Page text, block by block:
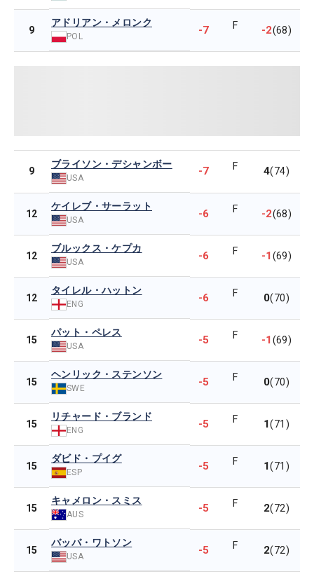
9
アドリアン・メロンク
POL -7 F -2(68)
9
ブライソン・デシャンボー
USA
-7 F 4(74)
12
ケイレブ・サーラット
USA -6 F -2(68)
12
ブルックス・ケプカ
USA -6 F -1(69)
12
タイレル・ハットン
ENG -6 F 0(70)
15
パット・ペレス
USA -5 F -1(69)
15
ヘンリック・ステンソン
SWE -5 F 0(70)
15
リチャード・ブランド
ENG -5 F 1(71)
15
ダビド・プイグ
ESP -5 F 1(71)
15
キャメロン・スミス
AUS -5 F 2(72)
15
バッバ・ワトソン
USA -5 F 2(72)